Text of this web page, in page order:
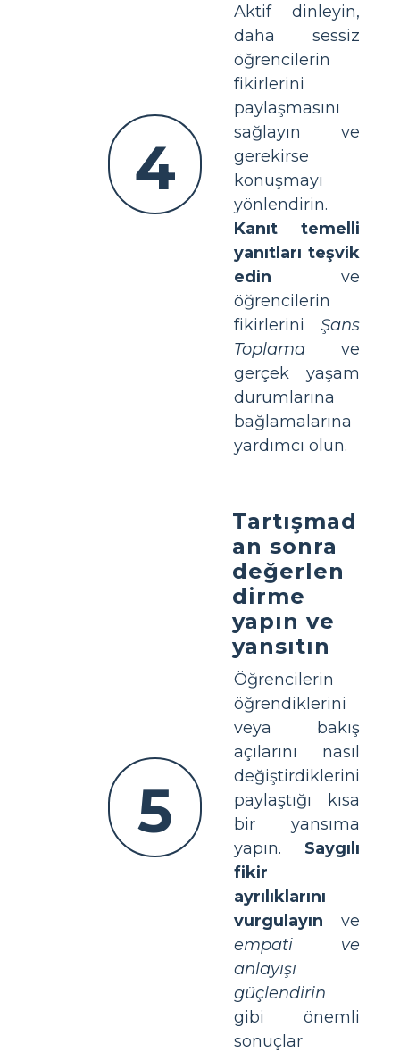
4
Aktif dinleyin,
daha sessiz
öğrencilerin
fikirlerini
paylaşmasını
sağlayın ve
gerekirse
konuşmayı
yönlendirin.
Kanıt temelli
yanıtları teşvik
edin ve
öğrencilerin
fikirlerini Şans
Toplama ve
gerçek yaşam
durumlarına
bağlamalarına
yardımcı olun.
5
Tartışmad
an sonra
değerlen
dirme
yapın ve
yansıtın
Öğrencilerin
öğrendiklerini
veya bakış
açılarını nasıl
değiştirdiklerini
paylaştığı kısa
bir yansıma
yapın. Saygılı
fikir
ayrılıklarını
vurgulayın ve
empati ve
anlayışı
güçlendirin
gibi önemli
sonuçlar